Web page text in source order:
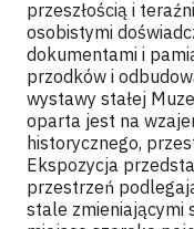
przeszłością i
osobistymi
dokumentami i
przodków i
wystawy stałej
oparta jest na
historycznego,
Ekspozycja
przestrzeń
stale zmieniającymi